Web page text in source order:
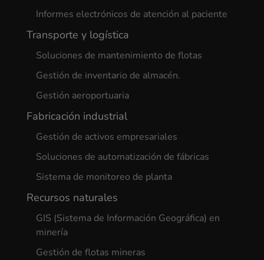
Informes electrónicos de atención al paciente
Transporte y logística
Soluciones de mantenimiento de flotas
Gestión de inventario de almacén.
Gestión aeroportuaria
Fabricación industrial
Gestión de activos empresariales
Soluciones de automatización de fábricas
Sistema de monitoreo de planta
Recursos naturales
GIS (Sistema de Información Geográfica) en
minería
Gestión de flotas mineras